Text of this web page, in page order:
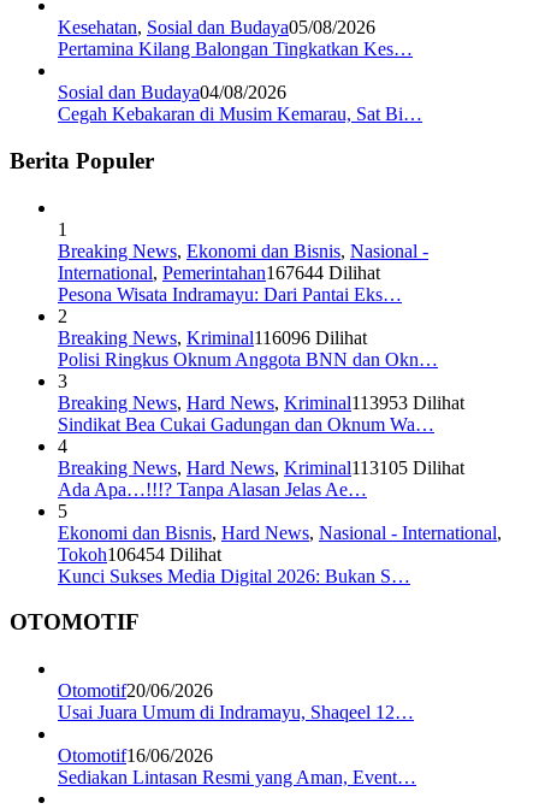
Kesehatan, Sosial dan Budaya05/08/2026
Pertamina Kilang Balongan Tingkatkan Kes…
Sosial dan Budaya04/08/2026
Cegah Kebakaran di Musim Kemarau, Sat Bi…
Berita Populer
1
Breaking News, Ekonomi dan Bisnis, Nasional -
International, Pemerintahan167644 Dilihat
Pesona Wisata Indramayu: Dari Pantai Eks…
2
Breaking News, Kriminal116096 Dilihat
Polisi Ringkus Oknum Anggota BNN dan Okn…
3
Breaking News, Hard News, Kriminal113953 Dilihat
Sindikat Bea Cukai Gadungan dan Oknum Wa…
4
Breaking News, Hard News, Kriminal113105 Dilihat
Ada Apa…!!!? Tanpa Alasan Jelas Ae…
5
Ekonomi dan Bisnis, Hard News, Nasional - International,
Tokoh106454 Dilihat
Kunci Sukses Media Digital 2026: Bukan S…
OTOMOTIF
Otomotif20/06/2026
Usai Juara Umum di Indramayu, Shaqeel 12…
Otomotif16/06/2026
Sediakan Lintasan Resmi yang Aman, Event…